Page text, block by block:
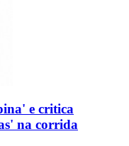
e critica
na corrida